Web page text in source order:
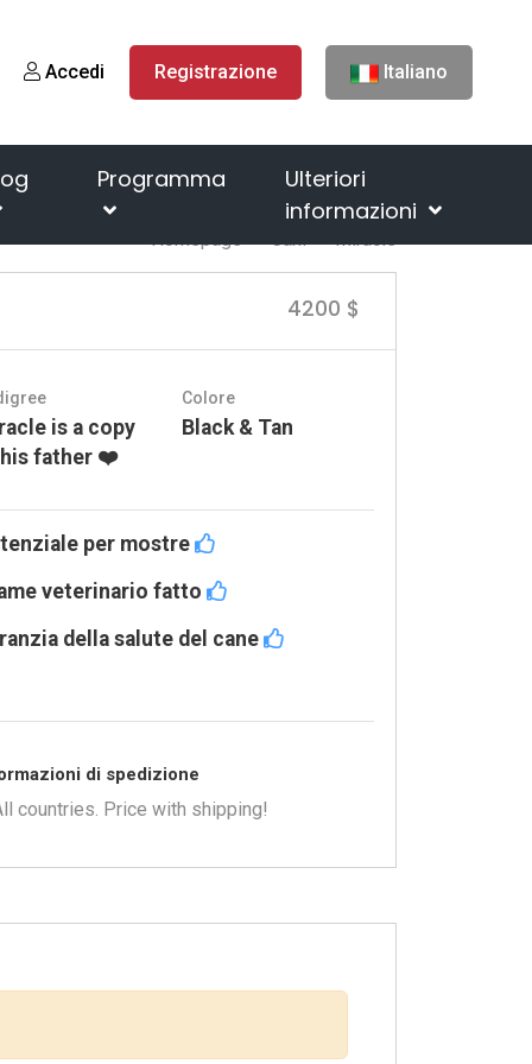
Accedi Registrazione Italiano
Programma
Ulteriori
informazioni
Homepage Cani Miracle
4200 $
is a copy
father ❤️
Colore
Black & Tan
per mostre
veterinario fatto
della salute del cane
di spedizione
countries. Price with shipping!